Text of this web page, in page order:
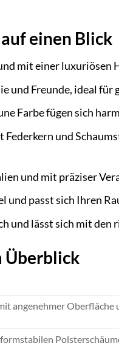
einen Blick
mit einer luxuriösen
und Freunde, ideal
Farbe fügen sich
Federkern und
und mit präziser
und passt sich Ihren
und lässt sich mit
Überblick
angenehmer